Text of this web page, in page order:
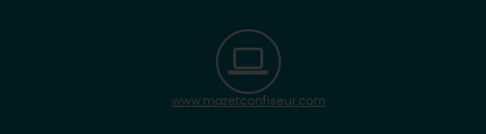
www.mazetconfiseur.com